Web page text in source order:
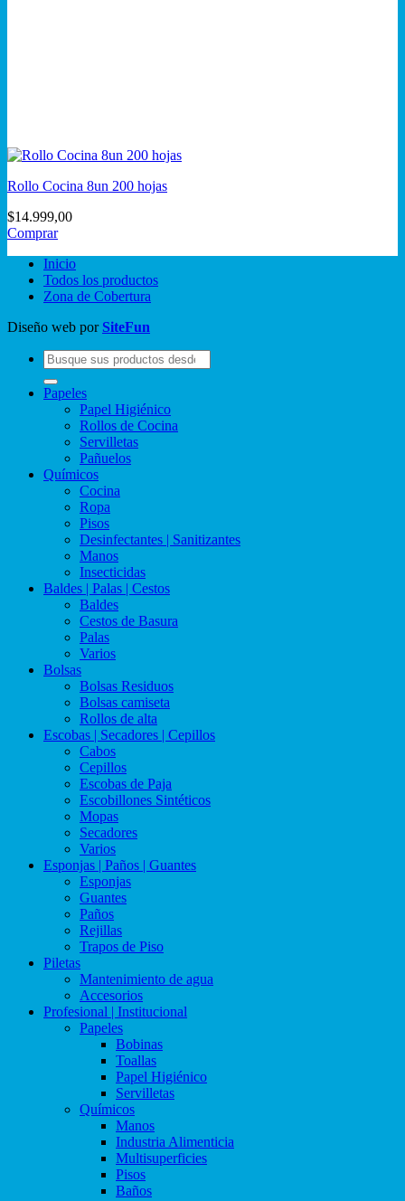
Rollo Cocina 8un 200 hojas
$14.999,00
Comprar
Inicio
Todos los productos
Zona de Cobertura
Diseño web porSiteFun
Buscar
por:
Papeles
Papel Higiénico
Rollos de Cocina
Servilletas
Pañuelos
Químicos
Cocina
Ropa
Pisos
Desinfectantes | Sanitizantes
Manos
Insecticidas
Baldes | Palas | Cestos
Baldes
Cestos de Basura
Palas
Varios
Bolsas
Bolsas Residuos
Bolsas camiseta
Rollos de alta
Escobas | Secadores | Cepillos
Cabos
Cepillos
Escobas de Paja
Escobillones Sintéticos
Mopas
Secadores
Varios
Esponjas | Paños | Guantes
Esponjas
Guantes
Paños
Rejillas
Trapos de Piso
Piletas
Mantenimiento de agua
Accesorios
Profesional | Institucional
Papeles
Bobinas
Toallas
Papel Higiénico
Servilletas
Químicos
Manos
Industria Alimenticia
Multisuperficies
Pisos
Baños